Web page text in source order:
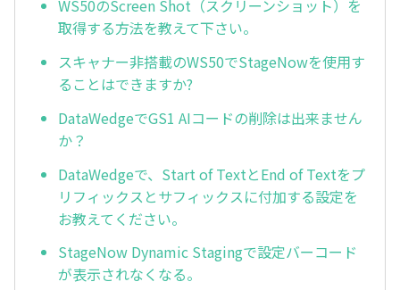
WS50のScreen Shot（スクリーンショット）を
取得する方法を教えて下さい。
スキャナー非搭載のWS50でStageNowを使用す
ることはできますか?
DataWedgeでGS1 AIコードの削除は出来ません
か？
DataWedgeで、Start of TextとEnd of Textをプ
リフィックスとサフィックスに付加する設定を
お教えてください。
StageNow Dynamic Stagingで設定バーコード
が表示されなくなる。